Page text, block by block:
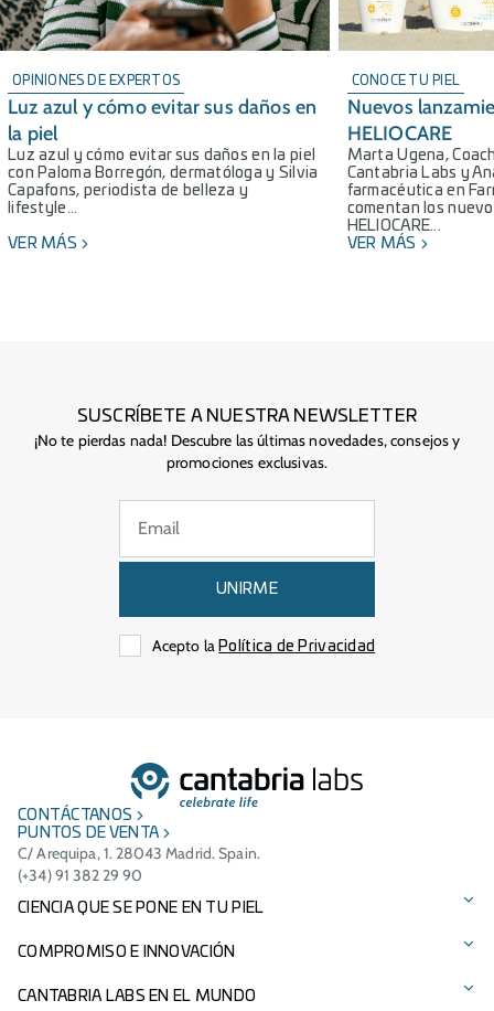
OPINIONES DE EXPERTOS
Luz azul y cómo evitar sus daños en
la piel
Luz azul y cómo evitar sus daños en la piel
con Paloma Borregón, dermatóloga y Silvia
Capafons, periodista de belleza y
lifestyle...
VER MÁS
CONOCE TU PIEL
Nuevos
HELIOCARE
Marta Ugena,
Cantabria Labs y
farmacéutica en
comentan los
HELIOCARE...
VER MÁS
SUSCRÍBETE A NUESTRA NEWSLETTER
¡No te pierdas nada! Descubre las últimas novedades, consejos y
promociones exclusivas.
UNIRME
Acepto laPolítica de Privacidad
CONTÁCTANOS
PUNTOS DE VENTA
C/ Arequipa, 1. 28043 Madrid. Spain.
(+34) 91 382 29 90
CIENCIA QUE SE PONE EN TU PIEL
Protección solar
Cuidado facial
COMPROMISO E INNOVACIÓN
Tecnologías patentadas
CANTABRIA LABS EN EL MUNDO